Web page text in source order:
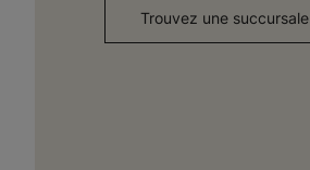
Trouvez une succursale